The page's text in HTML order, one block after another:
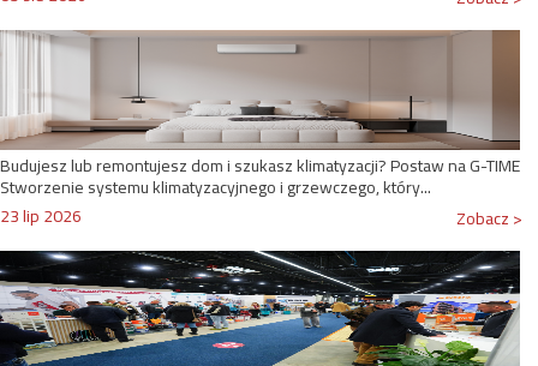
Budujesz lub remontujesz dom i szukasz klimatyzacji? Postaw na G-TIME
Stworzenie systemu klimatyzacyjnego i grzewczego, który...
23 lip 2026
Zobacz >